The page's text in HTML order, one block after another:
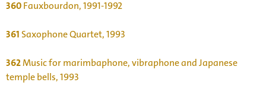
360Fauxbourdon, 1991-1992
361 Saxophone Quartet, 1993
362Music for marimbaphone, vibraphone and Japanese
temple bells, 1993